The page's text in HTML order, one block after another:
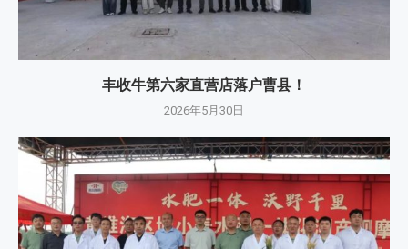
丰收牛第六家直营店落户曹县！
2026年5月30日